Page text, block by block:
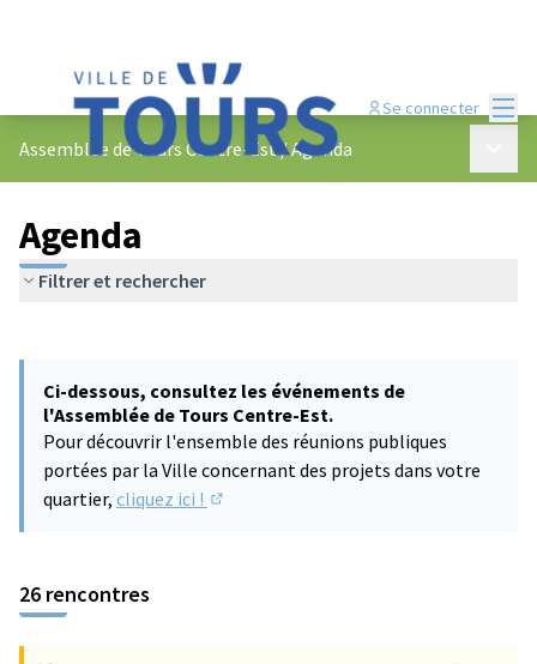
Se connecter
Assemblée de Tours Centre-Est/Agenda
Agenda
Filtrer et rechercher
−
Ci-dessous, consultez les événements de
l'Assemblée de Tours Centre-Est.
Pour découvrir l'ensemble des réunions publiques
portées par la Ville concernant des projets dans votre
quartier, cliquez ici !
26 rencontres